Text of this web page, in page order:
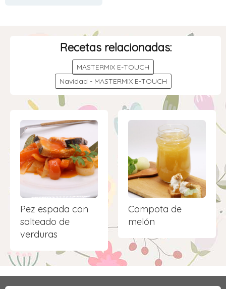
Recetas relacionadas:
MASTERMIX E-TOUCH
Navidad - MASTERMIX E-TOUCH
Pez espada con
salteado de
verduras
Compota de
melón